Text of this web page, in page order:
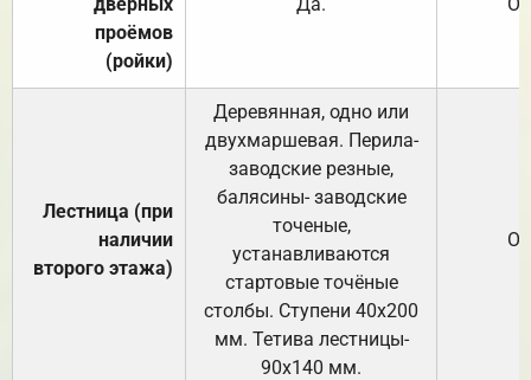
проёмов
(ройки)
Лестница (при
наличии
второго этажа)
Деревянная, одно или
двухмаршевая. Перила-
заводские резные,
балясины- заводские
точеные,
устанавливаются
стартовые точёные
столбы. Ступени 40х200
мм. Тетива лестницы-
90х140 мм.